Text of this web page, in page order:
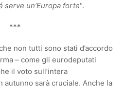
serve un’Europa forte“.
***
non tutti sono stati d’accordo
– come gli eurodeputati
il voto sull’intera
autunno sarà cruciale. Anche la